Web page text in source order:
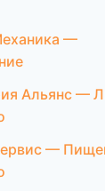
—
Альянс —
—